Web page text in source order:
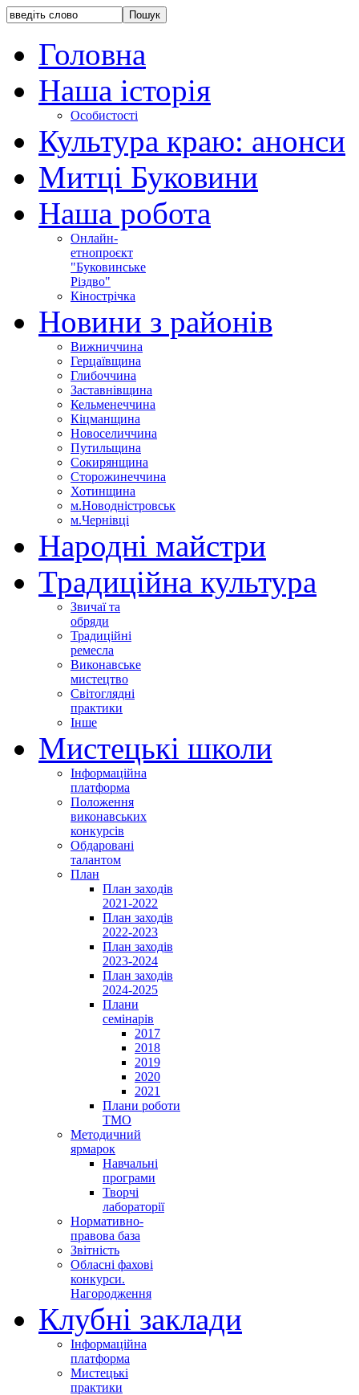
Головна
Наша історія
Особистості
Культура краю: анонси
Митці Буковини
Наша робота
Онлайн-
етнопроєкт
"Буковинське
Різдво"
Кінострічка
Новини з районів
Вижниччина
Герцаївщина
Глибоччина
Заставнівщина
Кельменеччина
Кіцманщина
Новоселиччина
Путильщина
Сокирянщина
Сторожинеччина
Хотинщина
м.Новодністровськ
м.Чернівці
Народні майстри
Традиційна культура
Звичаї та
обряди
Традиційні
ремесла
Виконавське
мистецтво
Світоглядні
практики
Інше
Мистецькі школи
Інформаційна
платформа
Положення
виконавських
конкурсів
Обдаровані
талантом
План
План заходів
2021-2022
План заходів
2022-2023
План заходів
2023-2024
План заходів
2024-2025
Плани
семінарів
2017
2018
2019
2020
2021
Плани роботи
ТМО
Методичний
ярмарок
Навчальні
програми
Творчі
лабораторії
Нормативно-
правова база
Звітність
Обласні фахові
конкурси.
Нагородження
Клубні заклади
Інформаційна
платформа
Мистецькі
практики